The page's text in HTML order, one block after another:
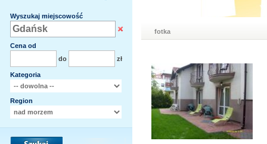
Wyszukaj miejscowość
Cena od
do
zł
Kategoria
Region
fotka